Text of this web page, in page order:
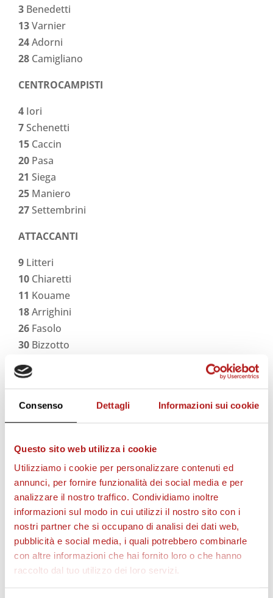
Consenso Dettagli Informazioni sui cookie
Questo sito web utilizza i cookie
Utilizziamo i cookie per personalizzare contenuti ed
annunci, per fornire funzionalità dei social media e per
analizzare il nostro traffico. Condividiamo inoltre
informazioni sul modo in cui utilizzi il nostro sito con i
nostri partner che si occupano di analisi dei dati web,
pubblicità e social media, i quali potrebbero combinarle
con altre informazioni che hai fornito loro o che hanno
raccolto dal tuo utilizzo dei loro servizi.
3 Benedetti
13Varnier
24Adorni
28 Camigliano
CENTROCAMPISTI
4 Iori
7Schenetti
15 Caccin
20 Pasa
21 Siega
25 Maniero
27Settembrini
ATTACCANTI
9 Litteri
10 Chiaretti
11 Kouame
18Arrighini
26 Fasolo
30 Bizzotto
STAGIONE 2026/27